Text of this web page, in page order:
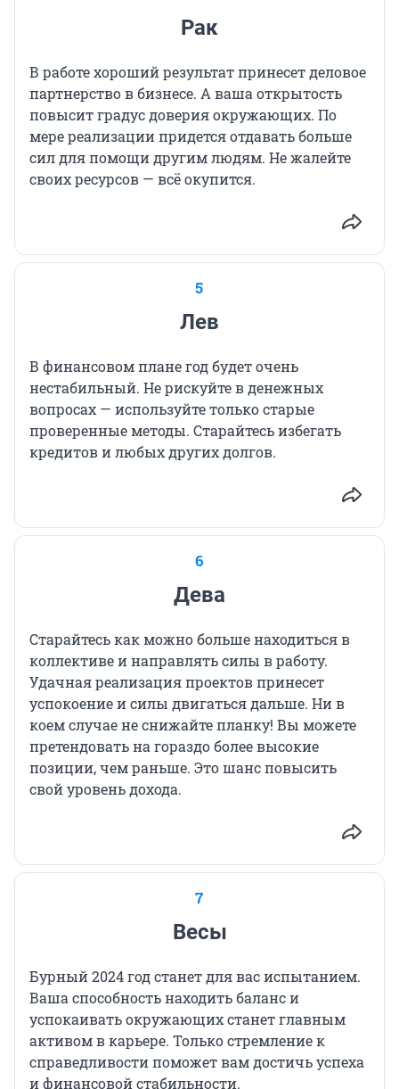
Рак
В работе хороший результат принесет деловое
партнерство в бизнесе. А ваша открытость
повысит градус доверия окружающих. По
мере реализации придется отдавать больше
сил для помощи другим людям. Не жалейте
своих ресурсов — всё окупится.
5
Лев
В финансовом плане год будет очень
нестабильный. Не рискуйте в денежных
вопросах — используйте только старые
проверенные методы. Старайтесь избегать
кредитов и любых других долгов.
6
Дева
Старайтесь как можно больше находиться в
коллективе и направлять силы в работу.
Удачная реализация проектов принесет
успокоение и силы двигаться дальше. Ни в
коем случае не снижайте планку! Вы можете
претендовать на гораздо более высокие
позиции, чем раньше. Это шанс повысить
свой уровень дохода.
7
Весы
Бурный 2024 год станет для вас испытанием.
Ваша способность находить баланс и
успокаивать окружающих станет главным
активом в карьере. Только стремление к
справедливости поможет вам достичь успеха
и финансовой стабильности.